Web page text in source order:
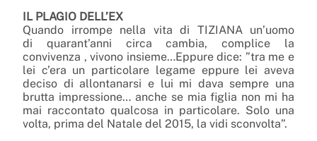
IL PLAGIO DELL’EX
Quando irrompe nella vita di TIZIANA un’uomo
di quarant’anni circa cambia, complice la
convivenza , vivono insieme…Eppure dice: ”tra me e
lei c’era un particolare legame eppure lei aveva
deciso di allontanarsi e lui mi dava sempre una
brutta impressione… anche se mia figlia non mi ha
mai raccontato qualcosa in particolare. Solo una
volta, prima del Natale del 2015, la vidi sconvolta”.